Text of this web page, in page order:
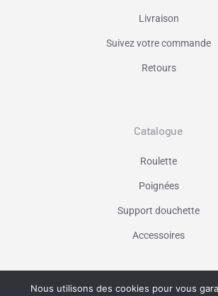
Livraison
Suivez votre commande
Retours
Catalogue
Roulette
Poignées
Support douchette
Accessoires
Vaniseo - votre agence web à
Nous utilisons des cookies pour vous